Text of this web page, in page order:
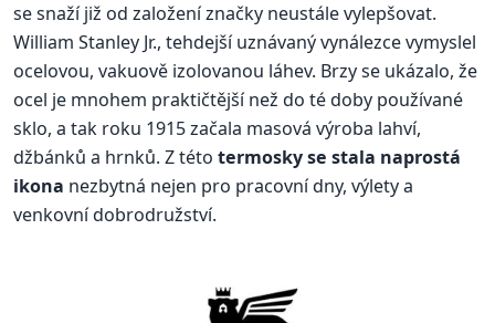
se snaží již od založení značky neustále vylepšovat.
William Stanley Jr., tehdejší uznávaný vynálezce vymyslel
ocelovou, vakuově izolovanou láhev. Brzy se ukázalo, že
ocel je mnohem praktičtější než do té doby používané
sklo, a tak roku 1915 začala masová výroba lahví,
džbánků a hrnků. Z této termosky se stala naprostá
ikona nezbytná nejen pro pracovní dny, výlety a
venkovní dobrodružství.